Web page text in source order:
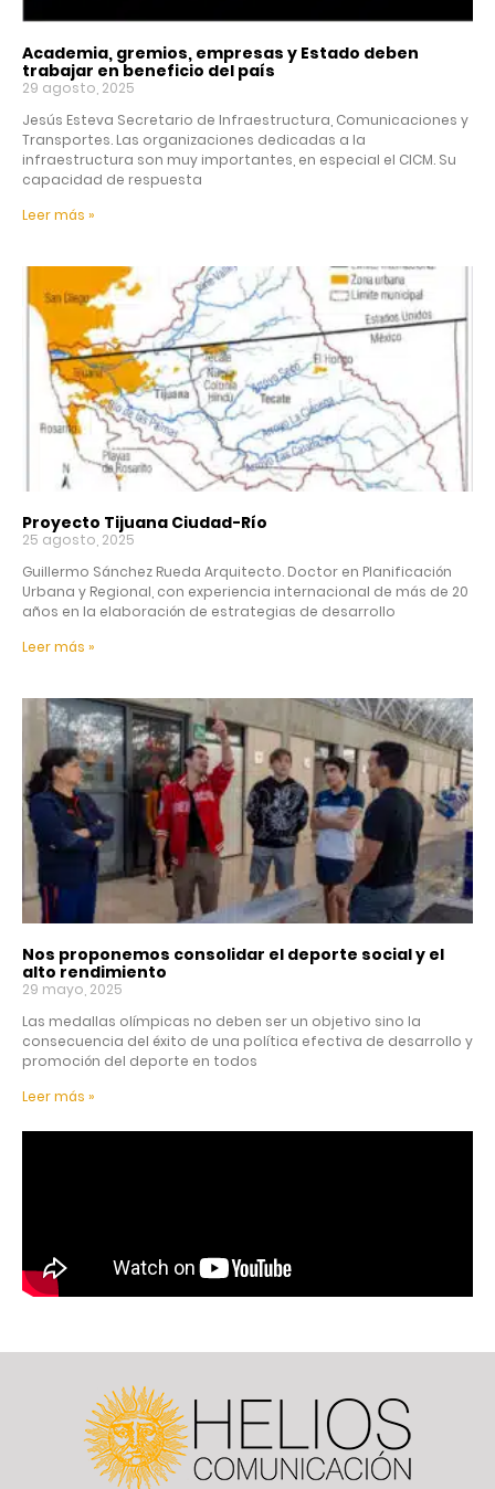
Academia, gremios, empresas y Estado deben
trabajar en beneficio del país
29 agosto, 2025
Jesús Esteva Secretario de Infraestructura, Comunicaciones y
Transportes. Las organizaciones dedicadas a la
infraestructura son muy importantes, en especial el CICM. Su
capacidad de respuesta
Leer más »
Proyecto Tijuana Ciudad-Río
25 agosto, 2025
Guillermo Sánchez Rueda Arquitecto. Doctor en Planificación
Urbana y Regional, con experiencia internacional de más de 20
años en la elaboración de estrategias de desarrollo
Leer más »
Nos proponemos consolidar el deporte social y el
alto rendimiento
29 mayo, 2025
Las medallas olímpicas no deben ser un objetivo sino la
consecuencia del éxito de una política efectiva de desarrollo y
promoción del deporte en todos
Leer más »